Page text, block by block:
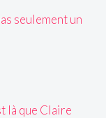
seulement un
là que Claire